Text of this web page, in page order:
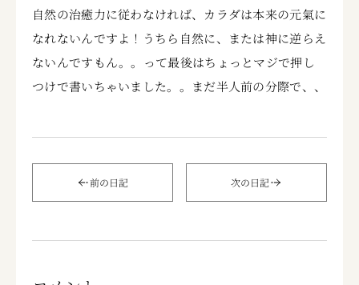
自然の治癒力に従わなければ、カラダは本来の元氣に
なれないんですよ！うちら自然に、または神に逆らえ
ないんですもん。。って最後はちょっとマジで押し
つけで書いちゃいました。。まだ半人前の分際で、、
前の日記 次の日記